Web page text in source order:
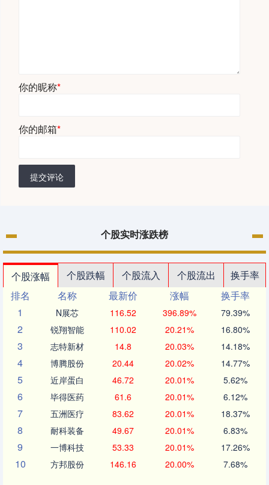
你的昵称*
你的邮箱*
提交评论
个股实时涨跌榜
个股涨幅 个股跌幅 个股流入 个股流出
换手率
排名
名称 最新价 涨幅
换手率
1
N展芯 116.52 396.89% 79.39%
2 锐翔智能 110.02 20.21% 16.80%
3 志特新材 14.8 20.03% 14.18%
4 博腾股份 20.44 20.02% 14.77%
5 近岸蛋白 46.72 20.01% 5.62%
6 毕得医药 61.6 20.01% 6.12%
7 五洲医疗 83.62 20.01% 18.37%
8 耐科装备 49.67 20.01% 6.83%
9 一博科技 53.33 20.01% 17.26%
10 方邦股份 146.16 20.00% 7.68%